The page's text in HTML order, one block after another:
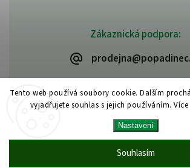
Tento web používá soubory cookie. Dalším
vyjadřujete souhlas s jejich používáním.
Nastavení
Souhlasím
Zákaznická podpora: